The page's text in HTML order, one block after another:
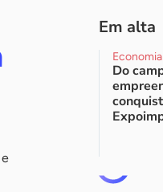
Em alta
Do